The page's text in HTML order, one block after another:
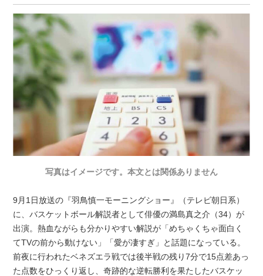
写真はイメージです。本文とは関係ありません
9月1日放送の『羽鳥慎一モーニングショー』（テレビ朝日系）
に、バスケットボール解説者として俳優の満島真之介（34）が
出演。熱血ながらも分かりやすい解説が「めちゃくちゃ面白く
てTVの前から動けない」「愛が凄すぎ」と話題になっている。
前夜に行われたベネズエラ戦では後半戦の残り7分で15点差あっ
た点数をひっくり返し、奇跡的な逆転勝利を果たしたバスケッ